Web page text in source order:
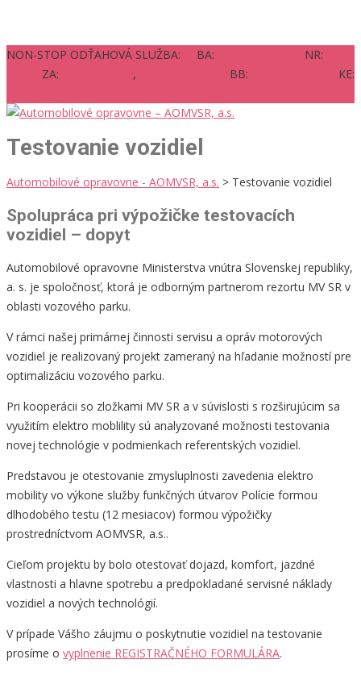
NON-STOP ODŤAHOVÁ SLUŽBA: BA: NR:
ZA: , BB:
KE:
Testovanie vozidiel
Automobilové opravovne - AOMVSR, a.s. > Testovanie vozidiel
Spolupráca pri výpožičke testovacích
vozidiel – dopyt
Automobilové opravovne Ministerstva vnútra Slovenskej republiky,
a. s. je spoločnosť, ktorá je odborným partnerom rezortu MV SR v
oblasti vozového parku.
V rámci našej primárnej činnosti servisu a opráv motorových
vozidiel je realizovaný projekt zameraný na hľadanie možností pre
optimalizáciu vozového parku.
Pri kooperácii so zložkami MV SR a v súvislosti s rozširujúcim sa
využitím elektro moblility sú analyzované možnosti testovania
novej technológie v podmienkach referentských vozidiel.
Predstavou je otestovanie zmysluplnosti zavedenia elektro
mobility vo výkone služby funkčných útvarov Polície formou
dlhodobého testu (12 mesiacov) formou výpožičky
prostredníctvom AOMVSR, a.s..
Cieľom projektu by bolo otestovať dojazd, komfort, jazdné
vlastnosti a hlavne spotrebu a predpokladané servisné náklady
vozidiel a nových technológií.
V prípade Vášho záujmu o poskytnutie vozidiel na testovanie
prosíme o vyplnenie REGISTRAČNÉHO FORMULÁRA.